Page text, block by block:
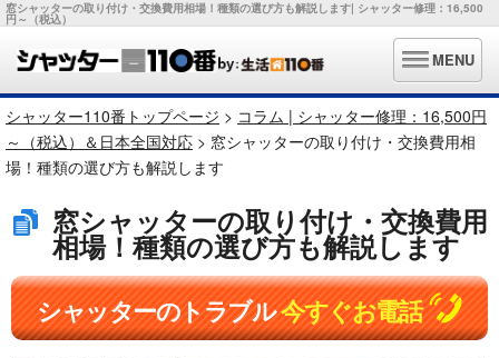
窓シャッターの取り付け・交換費用相場！種類の選び方も解説します| シャッター修理：16,500
円～（税込）
MENU
シャッター110番トップページ > コラム | シャッター修理：16,500円
～（税込）＆日本全国対応 > 窓シャッターの取り付け・交換費用相
場！種類の選び方も解説します
窓シャッターの取り付け・交換費用
相場！種類の選び方も解説します
シャッターのトラブル今すぐお電話